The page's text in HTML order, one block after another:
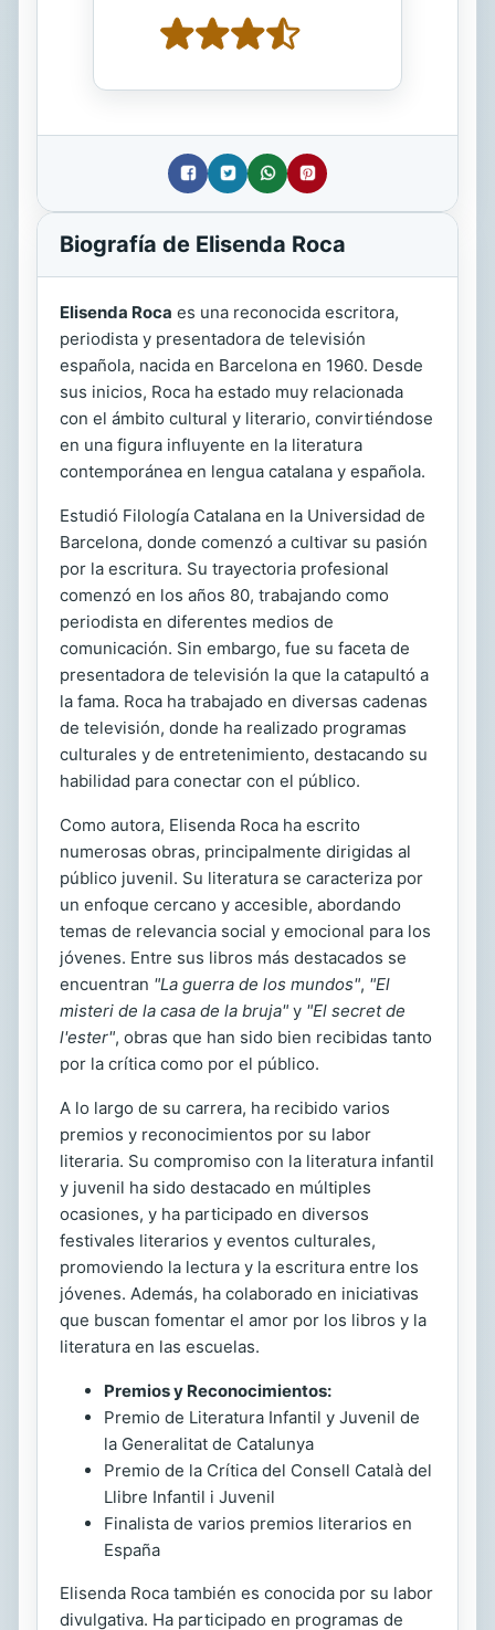
Biografía de Elisenda Roca
Elisenda Roca es una reconocida escritora,
periodista y presentadora de televisión
española, nacida en Barcelona en 1960. Desde
sus inicios, Roca ha estado muy relacionada
con el ámbito cultural y literario, convirtiéndose
en una figura influyente en la literatura
contemporánea en lengua catalana y española.
Estudió Filología Catalana en la Universidad de
Barcelona, donde comenzó a cultivar su pasión
por la escritura. Su trayectoria profesional
comenzó en los años 80, trabajando como
periodista en diferentes medios de
comunicación. Sin embargo, fue su faceta de
presentadora de televisión la que la catapultó a
la fama. Roca ha trabajado en diversas cadenas
de televisión, donde ha realizado programas
culturales y de entretenimiento, destacando su
habilidad para conectar con el público.
Como autora, Elisenda Roca ha escrito
numerosas obras, principalmente dirigidas al
público juvenil. Su literatura se caracteriza por
un enfoque cercano y accesible, abordando
temas de relevancia social y emocional para los
jóvenes. Entre sus libros más destacados se
encuentran "La guerra de los mundos", "El
misteri de la casa de la bruja" y "El secret de
l'ester", obras que han sido bien recibidas tanto
por la crítica como por el público.
A lo largo de su carrera, ha recibido varios
premios y reconocimientos por su labor
literaria. Su compromiso con la literatura infantil
y juvenil ha sido destacado en múltiples
ocasiones, y ha participado en diversos
festivales literarios y eventos culturales,
promoviendo la lectura y la escritura entre los
jóvenes. Además, ha colaborado en iniciativas
que buscan fomentar el amor por los libros y la
literatura en las escuelas.
Premios y Reconocimientos:
Premio de Literatura Infantil y Juvenil de
la Generalitat de Catalunya
Premio de la Crítica del Consell Català del
Llibre Infantil i Juvenil
Finalista de varios premios literarios en
España
Elisenda Roca también es conocida por su labor
divulgativa. Ha participado en programas de